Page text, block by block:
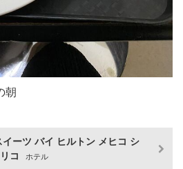
朝
ーツ バイ ヒルトン メヒコ シ
コ
ホテル